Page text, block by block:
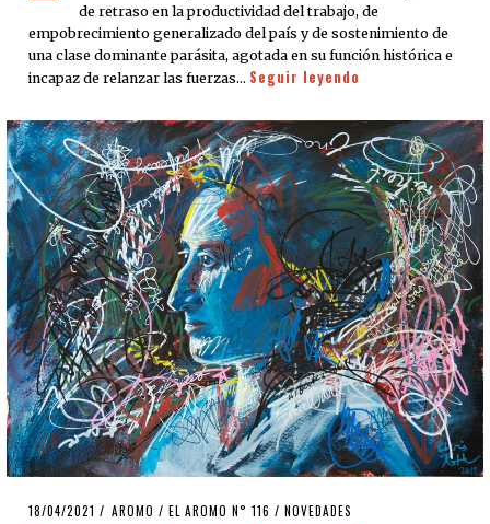
de retraso en la productividad del trabajo, de
empobrecimiento generalizado del país y de sostenimiento de
una clase dominante parásita, agotada en su función histórica e
incapaz de relanzar las fuerzas… Seguir leyendo
POSTED
18/04/2021 18/04/2021
AROMO / EL AROMO N° 116 / NOVEDADES